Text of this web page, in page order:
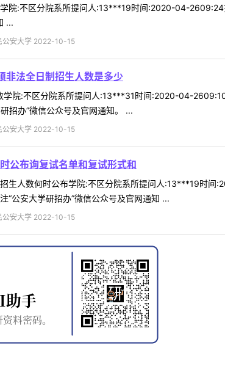
院:不区分院系所提问人:13***19时间:2020-04-
...
公安大学 2022-10-15
法全日制招生人数是多少
院:不区分院系所提问人:13***31时间:2020-04-
招办”微信公众号及官网通知。 ...
公安大学 2022-10-15
公布询复试名单和复试形式和
生人数何时公布学院:不区分院系所提问人:13***19时
“公安大学研招办”微信公众号及官网通知 ...
公安大学 2022-10-15